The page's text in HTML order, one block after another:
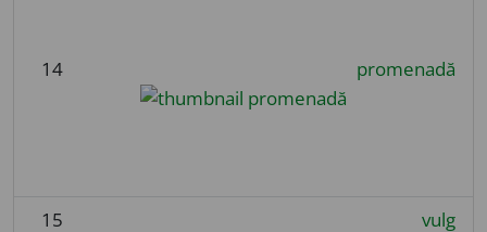
14 promenadă
15 vulg